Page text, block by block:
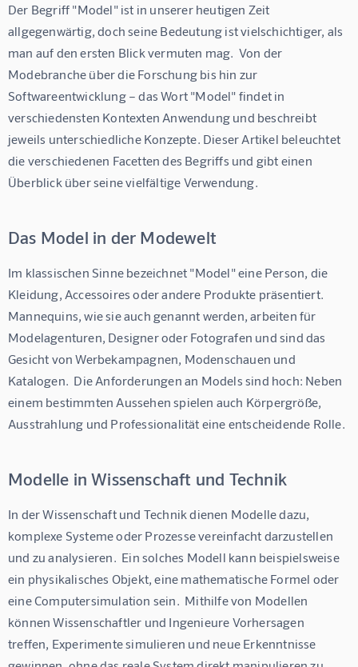
Der Begriff "Model" ist in unserer heutigen Zeit
allgegenwärtig, doch seine Bedeutung ist vielschichtiger, als
man auf den ersten Blick vermuten mag.  Von der
Modebranche über die Forschung bis hin zur
Softwareentwicklung – das Wort "Model" findet in
verschiedensten Kontexten Anwendung und beschreibt
jeweils unterschiedliche Konzepte. Dieser Artikel beleuchtet
die verschiedenen Facetten des Begriffs und gibt einen
Überblick über seine vielfältige Verwendung.
Das Model in der Modewelt
Im klassischen Sinne bezeichnet "Model" eine Person, die
Kleidung, Accessoires oder andere Produkte präsentiert.
Mannequins, wie sie auch genannt werden, arbeiten für
Modelagenturen, Designer oder Fotografen und sind das
Gesicht von Werbekampagnen, Modenschauen und
Katalogen.  Die Anforderungen an Models sind hoch: Neben
einem bestimmten Aussehen spielen auch Körpergröße,
Ausstrahlung und Professionalität eine entscheidende Rolle.
Modelle in Wissenschaft und Technik
In der Wissenschaft und Technik dienen Modelle dazu,
komplexe Systeme oder Prozesse vereinfacht darzustellen
und zu analysieren.  Ein solches Modell kann beispielsweise
ein physikalisches Objekt, eine mathematische Formel oder
eine Computersimulation sein.  Mithilfe von Modellen
können Wissenschaftler und Ingenieure Vorhersagen
treffen, Experimente simulieren und neue Erkenntnisse